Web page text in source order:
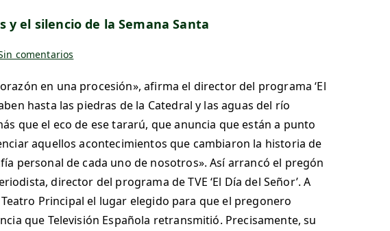
el silencio de la Semana Santa
comentarios
en una procesión», afirma el director del programa ‘El
hasta las piedras de la Catedral y las aguas del río
que el eco de ese tararú, que anuncia que están a punto
aquellos acontecimientos que cambiaron la historia de
personal de cada uno de nosotros». Así arrancó el pregón
director del programa de TVE ‘El Día del Señor’. A
Principal el lugar elegido para que el pregonero
que Televisión Española retransmitió. Precisamente, su